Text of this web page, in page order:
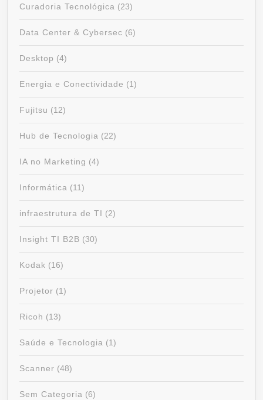
Curadoria Tecnológica (23)
Data Center & Cybersec (6)
Desktop (4)
Energia e Conectividade (1)
Fujitsu (12)
Hub de Tecnologia (22)
IA no Marketing (4)
Informática (11)
infraestrutura de TI (2)
Insight TI B2B (30)
Kodak (16)
Projetor (1)
Ricoh (13)
Saúde e Tecnologia (1)
Scanner (48)
Sem Categoria (6)